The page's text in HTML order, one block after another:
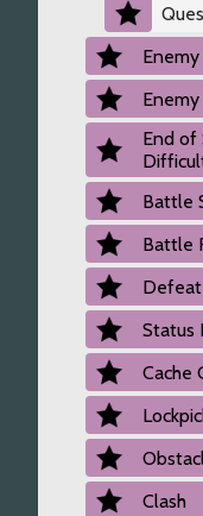
End of
Battle
Battle
Defeat
Status
Cache
Clash